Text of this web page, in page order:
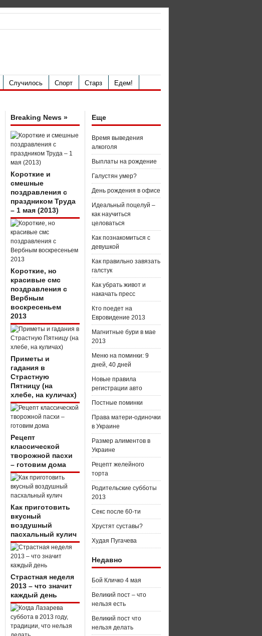
Случилось Спорт Старз
Едем!
Breaking News »
Короткие и
смешные
поздравления с
праздником Труда
– 1 мая (2013)
Короткие, но
красивые смс
поздравления с
Вербным
воскресеньем
2013
Приметы и
гадания в
Страстную
Пятницу (на
хлебе, на куличах)
Рецепт
классической
творожной пасхи
– готовим дома
Как приготовить
вкусный
воздушный
пасхальный кулич
Страстная неделя
2013 – что значит
каждый день
Еще
Время выведения
алкоголя
Выплаты на рождение
Галустян умер?
День рождения в офисе
Идеальный поцелуй –
как научиться
целоваться
Как познакомиться с
девушкой
Как правильно завязать
галстук
Как убрать живот и
накачать пресс
Кто поедет на
Евровидение 2013
Магнитные бури в мае
2013
Меню на поминки: 9
дней, 40 дней
Новые правила
регистрации авто
Постные поминки
Права матери-одиночки
в Украине
Размер алиментов в
Украине
Рецепт желейного
торта
Родительские субботы
2013
Секс после 60-ти
Хрустят суставы?
Худая Пугачева
Недавно
Бой Кличко 4 мая
Великий пост – что
нельзя есть
Великий пост что
нельзя делать